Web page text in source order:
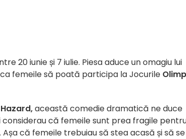
20 iunie și 7 iulie. Piesa aduce un omagiu lui
femeile să poată participa la Jocurile
această comedie dramatică ne duce
considerau că femeile sunt prea fragile
că femeile trebuiau să stea acasă și să se